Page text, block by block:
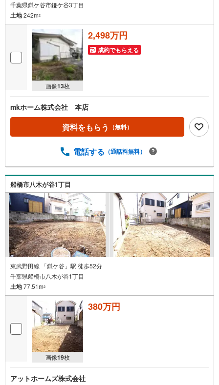
千葉県鎌ケ谷市鎌ケ谷3丁目
土地242m2
画像13枚
2,498万円
成約でもらえる
mkホーム株式会社 本店
資料をもらう （無料）
電話する （通話料無料）
船橋市八木が谷1丁目
東武野田線 「鎌ケ谷」駅 徒歩52分
千葉県船橋市八木が谷1丁目
土地77.51m2
画像19枚
380万円
アットホームズ株式会社